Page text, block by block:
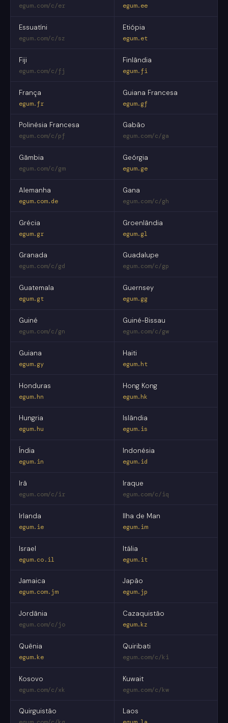
egum.com/c/er egum.ee
Essuatíni
egum.com/c/sz
Etiópia
egum.et
Fiji
egum.com/c/fj
Finlândia
egum.fi
França
egum.fr
Guiana Francesa
egum.gf
Polinésia Francesa
egum.com/c/pf
Gabão
egum.com/c/ga
Gâmbia
egum.com/c/gm
Geórgia
egum.ge
Alemanha
egum.com.de
Gana
egum.com/c/gh
Grécia
egum.gr
Groenlândia
egum.gl
Granada
egum.com/c/gd
Guadalupe
egum.com/c/gp
Guatemala
egum.gt
Guernsey
egum.gg
Guiné
egum.com/c/gn
Guiné-Bissau
egum.com/c/gw
Guiana
egum.gy
Haiti
egum.ht
Honduras
egum.hn
Hong Kong
egum.hk
Hungria
egum.hu
Islândia
egum.is
Índia
egum.in
Indonésia
egum.id
Irã
egum.com/c/ir
Iraque
egum.com/c/iq
Irlanda
egum.ie
Ilha de Man
egum.im
Israel
egum.co.il
Itália
egum.it
Jamaica
egum.com.jm
Japão
egum.jp
Jordânia
egum.com/c/jo
Cazaquistão
egum.kz
Quênia
egum.ke
Quiribati
egum.com/c/ki
Kosovo
egum.com/c/xk
Kuwait
egum.com/c/kw
Quirguistão Laos